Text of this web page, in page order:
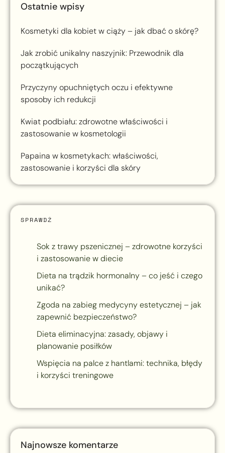
Ostatnie wpisy
Kosmetyki dla kobiet w ciąży – jak dbać o skórę?
Jak zrobić unikalny naszyjnik: Przewodnik dla
początkujących
Przyczyny opuchniętych oczu i efektywne
sposoby ich redukcji
Kwiat podbiału: zdrowotne właściwości i
zastosowanie w kosmetologii
Papaina w kosmetykach: właściwości,
zastosowanie i korzyści dla skóry
SPRAWDŹ
Sok z trawy pszenicznej – zdrowotne korzyści
i zastosowanie w diecie
Dieta na trądzik hormonalny – co jeść i czego
unikać?
Zgoda na zabieg medycyny estetycznej – jak
zapewnić bezpieczeństwo?
Dieta eliminacyjna: zasady, objawy i
planowanie posiłków
Wspięcia na palce z hantlami: technika, błędy
i korzyści treningowe
Najnowsze komentarze